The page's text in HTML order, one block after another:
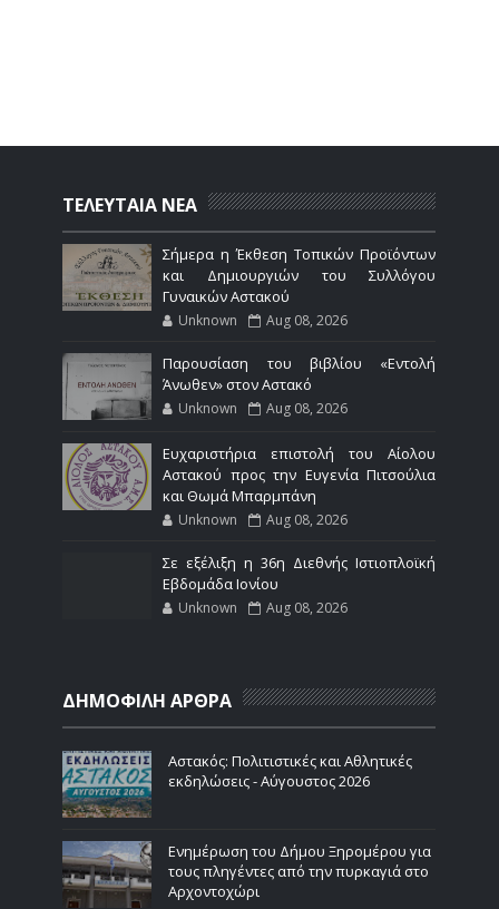
ΤΕΛΕΥΤΑΙΑ ΝΕΑ
Σήμερα η Έκθεση Τοπικών Προϊόντων
και Δημιουργιών του Συλλόγου
Γυναικών Αστακού
Unknown Aug 08, 2026
Παρουσίαση του βιβλίου «Εντολή
Άνωθεν» στον Αστακό
Unknown Aug 08, 2026
Ευχαριστήρια επιστολή του Αίολου
Αστακού προς την Ευγενία Πιτσούλια
και Θωμά Μπαρμπάνη
Unknown Aug 08, 2026
Σε εξέλιξη η 36η Διεθνής Ιστιοπλοϊκή
Εβδομάδα Ιονίου
Unknown Aug 08, 2026
ΔΗΜΟΦΙΛΗ ΑΡΘΡΑ
Αστακός: Πολιτιστικές και Αθλητικές
εκδηλώσεις - Αύγουστος 2026
Ενημέρωση του Δήμου Ξηρομέρου για
τους πληγέντες από την πυρκαγιά στο
Αρχοντοχώρι